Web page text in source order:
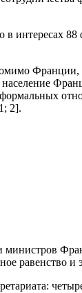
в интересах
Франции,
2].
министров
равенство и